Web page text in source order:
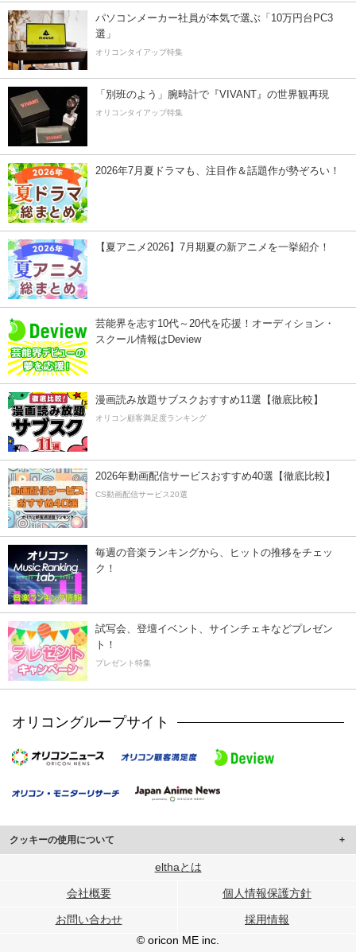
パソコンメーカー社員が本気で選ぶ「10万円台PC3
選」
オリコンタイアップ特集
「別班のよう」腕時計で『VIVANT』の世界観再現
オリコンタイアップ特集
2026年7月夏ドラマも、注目作＆話題作が勢ぞろい！
【夏アニメ2026】7月期夏の新アニメを一挙紹介！
芸能界を志す10代～20代を応援！オーディション・
スクール情報はDeview
漫画読み放題サブスクおすすめ11選【徹底比較】
オリコン顧客満足度ランキング
2026年動画配信サービスおすすめ40選【徹底比較】
CS動画配信サービス20選
毎週の音楽ランキングから、ヒットの推移をチェッ
ク！
試写会、登壇イベント、サインチェキなどプレゼン
ト！
プレゼント特集
オリコングループサイト
クッキーの使用について
このサイトでは Cookie を使用して、ユーザーに合わせたコンテンツや広告の
行っています。
メディアや広告配信、データ解析の各パートナーに提供しています。
各パートナーは、この情報とユーザーが各パートナーに提供した他の情報や、
ユーザーが各パートナーのサービスを使用したときに収集した他の情報を組み
elthaとは
会社概要 個人情報保護方針
お問い合わせ
採用情報
© oricon ME inc.